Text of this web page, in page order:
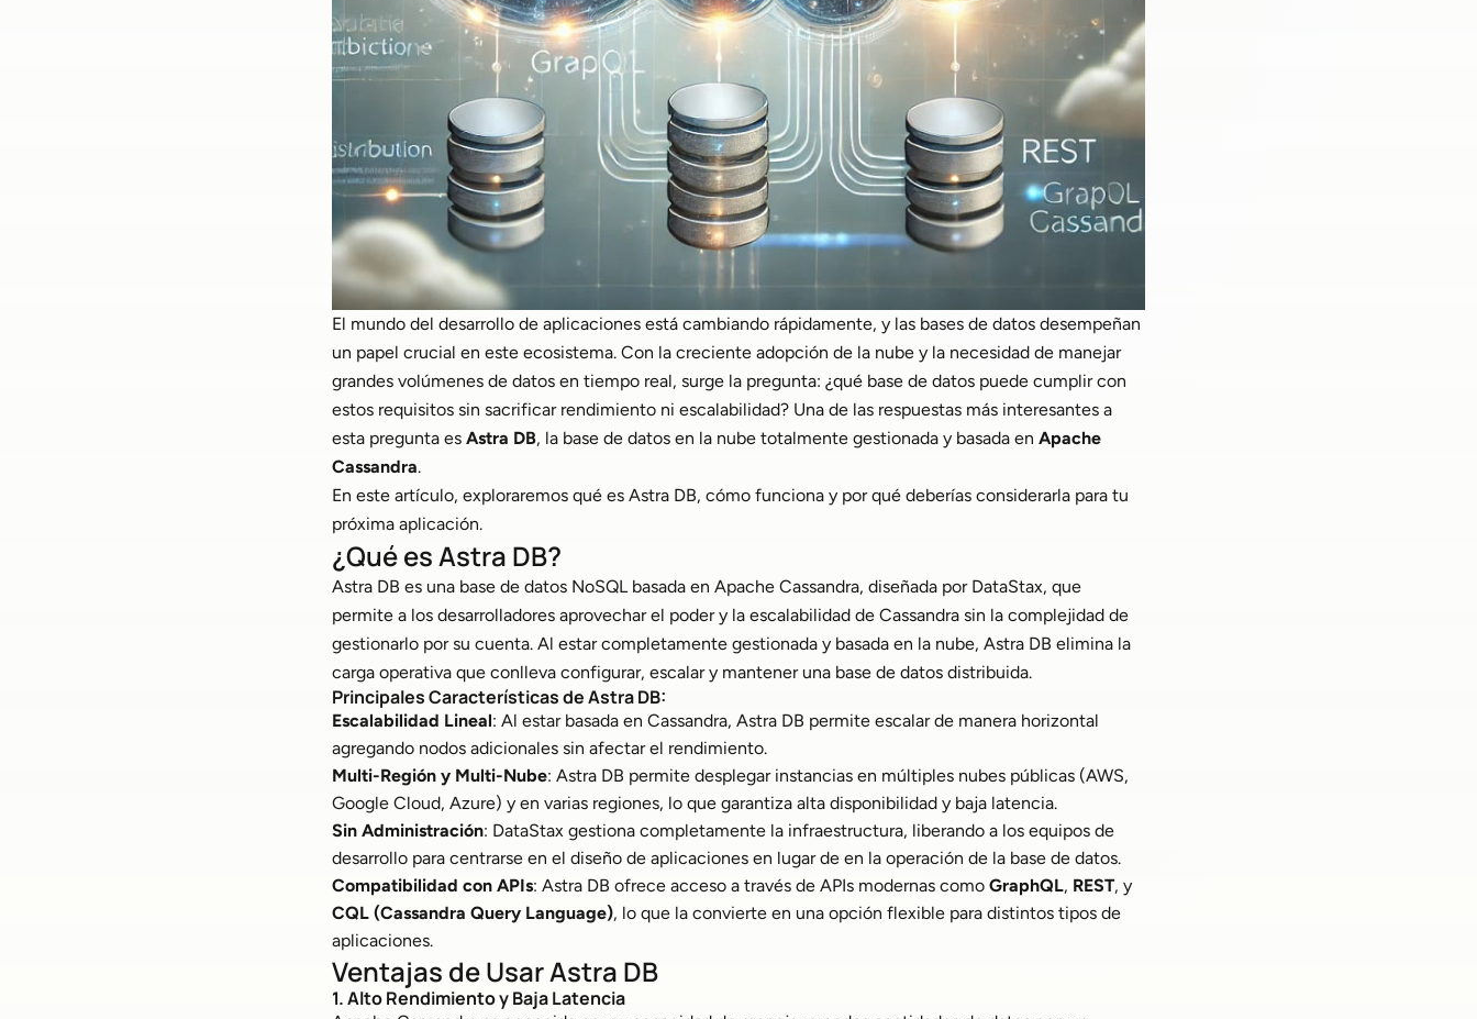
El mundo del desarrollo de aplicaciones está cambiando rápidamente, y las bases de datos desempeñan
un papel crucial en este ecosistema. Con la creciente adopción de la nube y la necesidad de manejar
grandes volúmenes de datos en tiempo real, surge la pregunta: ¿qué base de datos puede cumplir con
estos requisitos sin sacrificar rendimiento ni escalabilidad? Una de las respuestas más interesantes a
esta pregunta es Astra DB, la base de datos en la nube totalmente gestionada y basada en Apache
Cassandra.
En este artículo, exploraremos qué es Astra DB, cómo funciona y por qué deberías considerarla para tu
próxima aplicación.
¿Qué es Astra DB?
Astra DB es una base de datos NoSQL basada en Apache Cassandra, diseñada por DataStax, que
permite a los desarrolladores aprovechar el poder y la escalabilidad de Cassandra sin la complejidad de
gestionarlo por su cuenta. Al estar completamente gestionada y basada en la nube, Astra DB elimina la
carga operativa que conlleva configurar, escalar y mantener una base de datos distribuida.
Principales Características de Astra DB:
Escalabilidad Lineal: Al estar basada en Cassandra, Astra DB permite escalar de manera horizontal
agregando nodos adicionales sin afectar el rendimiento.
Multi-Región y Multi-Nube: Astra DB permite desplegar instancias en múltiples nubes públicas (AWS,
Google Cloud, Azure) y en varias regiones, lo que garantiza alta disponibilidad y baja latencia.
Sin Administración: DataStax gestiona completamente la infraestructura, liberando a los equipos de
desarrollo para centrarse en el diseño de aplicaciones en lugar de en la operación de la base de datos.
Compatibilidad con APIs: Astra DB ofrece acceso a través de APIs modernas como GraphQL, REST, y
CQL (Cassandra Query Language), lo que la convierte en una opción flexible para distintos tipos de
aplicaciones.
Ventajas de Usar Astra DB
1. Alto Rendimiento y Baja Latencia